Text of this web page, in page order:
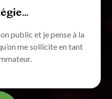
public et je pense à la
me sollicite en tant